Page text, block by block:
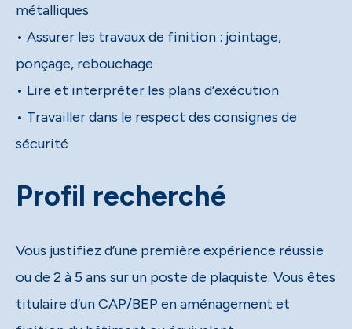
métalliques
• Assurer les travaux de finition : jointage,
ponçage, rebouchage
• Lire et interpréter les plans d’exécution
• Travailler dans le respect des consignes de
sécurité
Profil recherché
Vous justifiez d’une première expérience réussie
ou de 2 à 5 ans sur un poste de plaquiste. Vous êtes
titulaire d’un CAP/BEP en aménagement et